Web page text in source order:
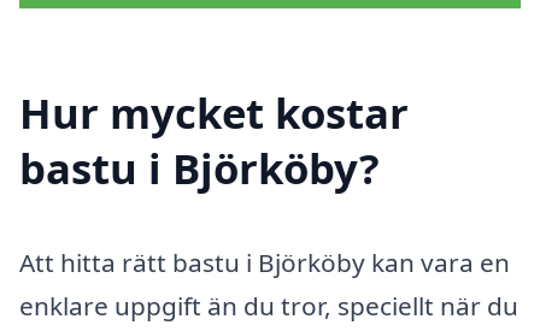
Hur mycket kostar
bastu i Björköby?
Att hitta rätt bastu i Björköby kan vara en
enklare uppgift än du tror, speciellt när du